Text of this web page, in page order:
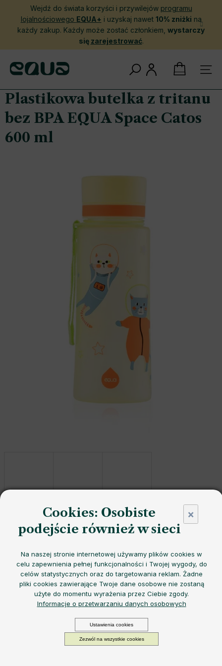
treści
Wejdź do świata korzyści i przywilejów programu
lojalnościowego EQUA+ i uzyskaj nawet 10% zniżki na
każdy zakup. Każdy może zostać członkiem, wystarczy
się zarejestrować.
KOSZYK
Plastikowa butelka z tritanu
bez BPA EQUA Space Catos
600 ml
59,33 zł
Cena
jednostkowa:
Możemy doręczyć do: 7.8.2026 Opcje dostawy
+ DODAJ DO KOSZYKA
Butelka dla niemowląt EQUA Space Catos zwolnego od
bezpieczny materiał wolny od BPA,lekką konstrukcjęi
praktyczny design- idealny docodziennej zabawy.
wytrzymałabutelka EQUA o
×
Cookies: Osobiste
podejście również w sieci
Na naszej stronie internetowej używamy plików cookies w
celu zapewnienia pełnej funkcjonalności i Twojej wygody, do
celów statystycznych oraz do targetowania reklam. Żadne
pliki cookies zawierające Twoje dane osobowe nie zostaną
użyte do momentu wyrażenia przez Ciebie zgody.
Informacje o przetwarzaniu danych osobowych
Ustawienia cookies
Zezwól na wszystkie cookies